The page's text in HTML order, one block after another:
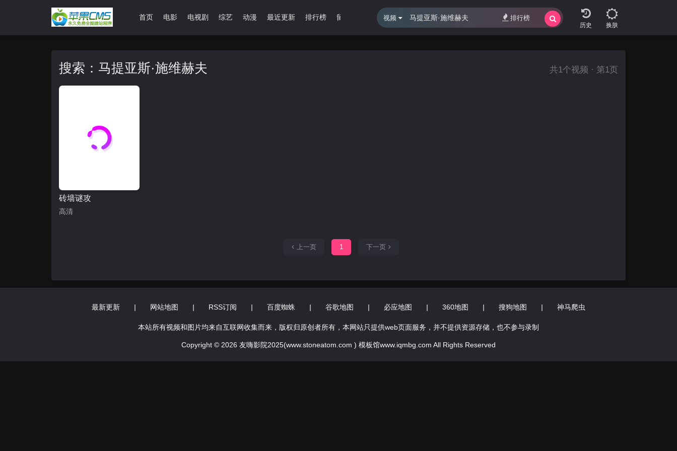
首页 电影 电视剧 综艺 动漫 最近更新 排行榜 留言报错
换肤
视频 排行榜
搜索：马提亚斯·施维赫夫 共1个视频 · 第1页
砖墙谜攻
高清
上一页 1 下一页
最新更新 | 网站地图 | RSS订阅 | 百度蜘蛛 | 谷歌地图 | 必应地图 | 360地图 | 搜狗地图 | 神马爬虫
本站所有视频和图片均来自互联网收集而来，版权归原创者所有，本网站只提供web页面服务，并不提供资源存储，也不参与录制
Copyright © 2026 友嗨影院2025(www.stoneatom.com ) 模板馆www.iqmbg.com All Rights Reserved